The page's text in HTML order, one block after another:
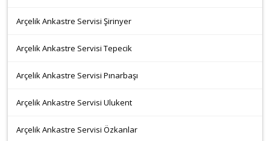
Arçelik Ankastre Servisi Şirinyer
Arçelik Ankastre Servisi Tepecik
Arçelik Ankastre Servisi Pınarbaşı
Arçelik Ankastre Servisi Ulukent
Arçelik Ankastre Servisi Özkanlar